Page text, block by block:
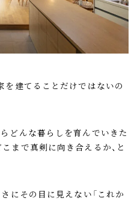
を建てることだけではないの
どんな暮らしを育んでいきた
まで真剣に向き合えるか、と
にその目に見えない「これか